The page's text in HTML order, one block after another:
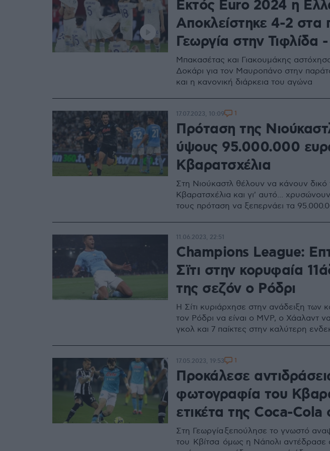
Εκτός Euro 2024 η
Αποκλείστηκε 4-2 στα
Γεωργία στην Τιφλίδα
Μπακασέτας και Γιακουμάκης
Δοκάρι για τον Μαυροπάνο στην
και η κανονική διάρκεια του αγώνα
Πρόταση της
ύψους 95.000.000
Κβαρατσχέλια
Στη Νιούκαστλ θέλουν να κάνουν δικό
Κβαρατσχέλια και γι' αυτό...
τους πρόταση να ξεπερνάει τα
17.07.2023, 10:09 1
Champions League:
Σϊτι στην κορυφαία
της σεζόν ο Ρόδρι
Η Σίτι κυριάρχησε στην ανάδειξη των
τον Ρόδρι να είναι ο MVP, ο Χάαλαντ
γκολ και 7 παίκτες στην καλύτερη
11.06.2023, 22:51
Προκάλεσε
φωτογραφία του
ετικέτα της Coca-Cola
Στη Γεωργία ξεπούλησε το γνωστό
του Κβίτσα όμως η Νάπολι αντέδρασε
17.05.2023, 19:53 1